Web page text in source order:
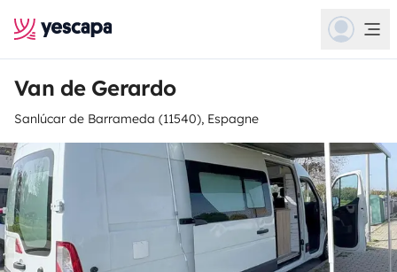
Van de Gerardo
Sanlúcar de Barrameda (11540), Espagne